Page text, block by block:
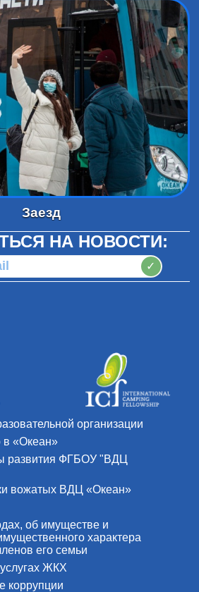
Заезд
НА НОВОСТИ:
✓
организации
в «Океан»
развития ФГБОУ "ВДЦ
вожатых ВДЦ «Океан»
об имуществе и
характера
его семьи
ЖКХ
коррупции